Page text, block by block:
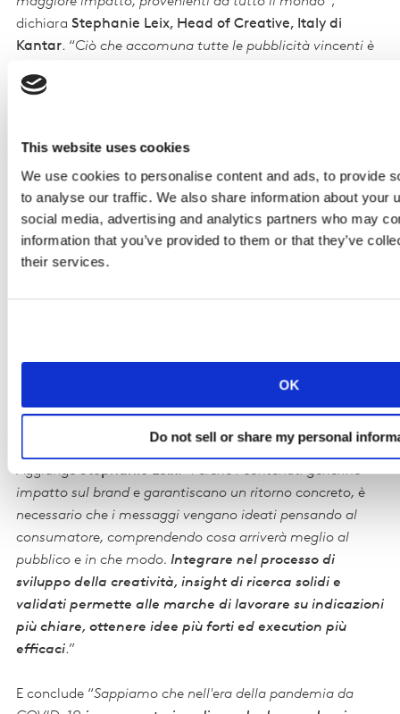
This website uses cookies
We use cookies to personalise content and ads, to provide
to analyse our traffic. We also share information about your
social media, advertising and analytics partners who may
information that you’ve provided to them or that they’ve
their services.
OK
Do not sell or share my personal
dichiara Stephanie Leix, Head of Creative, Italy di
Kantar. “Ciò che accomuna tutte le pubblicità vincenti è
integrato nello storytelling. Le comunicazioni vincenti –
dimostra che non esiste un approccio unico, che vada
bene per tutti e che permetta di ottenere grandi creatività.
È interessante notare, tra l’altro, che molte delle pubblicità
vincenti nei Creative Effectiveness Award di Kantar, sono
storie che commuovono o che sfruttano elementi
di un terzo (34%) delle pubblicità del 2019 era
intenzionalmente leggero o divertente, mentre nel 2000
erano oltre la metà (54%) degli annunci valutati nell’anno
AggiungeStephanie Leix: "Perchè i contenuti generino
impatto sul brand e garantiscano un ritorno concreto, è
necessario che i messaggi vengano ideati pensando al
consumatore, comprendendo cosa arriverà meglio al
pubblico e in che modo. Integrare nel processo di
sviluppo della creatività, insight di ricerca solidi e
validati permette alle marche di lavorare su indicazioni
più chiare, ottenere idee più forti ed execution più
efficaci.”
E conclude “Sappiamo che nell'era della pandemia da